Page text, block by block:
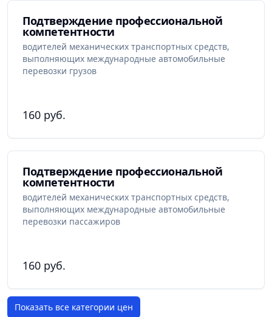
Подтверждение профессиональной
компетентности
водителей механических транспортных средств,
выполняющих международные автомобильные
перевозки грузов
160 руб.
Подтверждение профессиональной
компетентности
водителей механических транспортных средств,
выполняющих международные автомобильные
перевозки пассажиров
160 руб.
Показать все категории цен